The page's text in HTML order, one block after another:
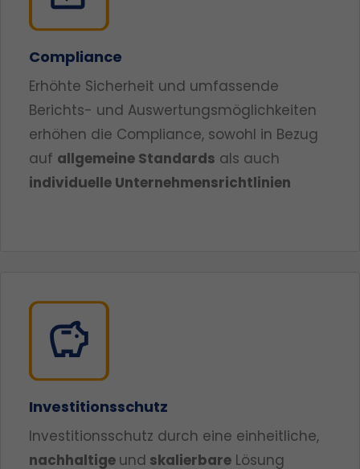
Compliance
Erhöhte Sicherheit und umfassende
Berichts- und Auswertungsmöglichkeiten
erhöhen die Compliance, sowohl in Bezug
auf allgemeine Standards als auch
individuelle Unternehmensrichtlinien
Investitionsschutz
Investitionsschutz durch eine einheitliche,
nachhaltige und skalierbare Lösung